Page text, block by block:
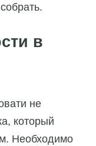
в
не
который
Необходимо